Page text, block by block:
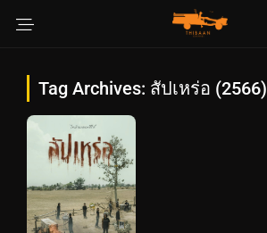
Tag Archives: สัปเหร่อ (2566)